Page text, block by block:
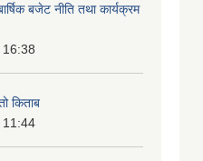
बजेट नीति तथा कार्यक्रम
किताब
11:44